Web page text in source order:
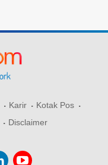
Karir
Kotak Pos
Disclaimer